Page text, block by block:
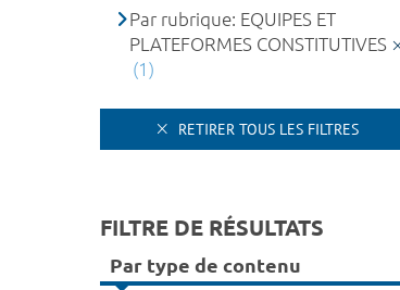
Par rubrique: EQUIPES ET
PLATEFORMES CONSTITUTIVES
(1)
RETIRER TOUS LES FILTRES
FILTRE DE RÉSULTATS
Par type de contenu